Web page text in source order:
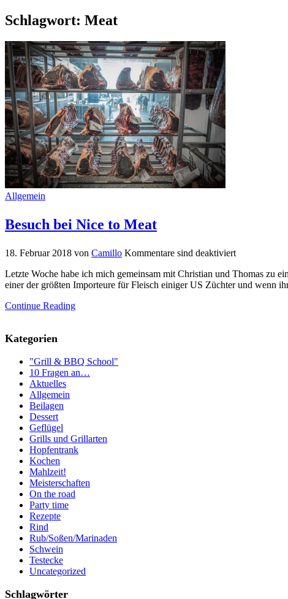
Schlagwort: Meat
Allgemein
Besuch bei Nice to Meat
18. Februar 2018 von Camillo Kommentare sind deaktiviert
Letzte Woche habe ich mich gemeinsam mit Christian und Thomas zu
einer der größten Importeure für Fleisch einiger US Züchter und wenn
Continue Reading
Kategorien
"Grill & BBQ School"
10 Fragen an…
Aktuelles
Allgemein
Beilagen
Dessert
Geflügel
Grills und Grillarten
Hopfentrank
Kochen
Mahlzeit!
Meisterschaften
On the road
Party time
Rezepte
Rind
Rub/Soßen/Marinaden
Schwein
Testecke
Uncategorized
Schlagwörter